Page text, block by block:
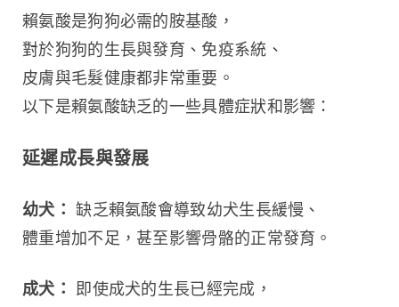
賴氨酸是狗狗必需的胺基酸，
對於狗狗的生長與發育、免疫系統、
皮膚與毛髮健康都非常重要。
以下是賴氨酸缺乏的一些具體症狀和影響：
延遲成長與發展
幼犬： 缺乏賴氨酸會導致幼犬生長緩慢、
體重增加不足，甚至影響骨骼的正常發育。
成犬：
即使成犬的生長已經完成，